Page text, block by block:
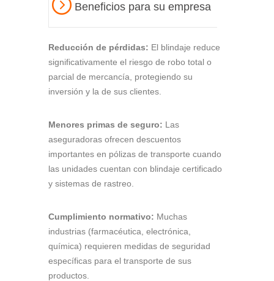
Beneficios para su empresa
Reducción de pérdidas: El blindaje reduce
significativamente el riesgo de robo total o
parcial de mercancía, protegiendo su
inversión y la de sus clientes.
Menores primas de seguro: Las
aseguradoras ofrecen descuentos
importantes en pólizas de transporte cuando
las unidades cuentan con blindaje certificado
y sistemas de rastreo.
Cumplimiento normativo: Muchas
industrias (farmacéutica, electrónica,
química) requieren medidas de seguridad
específicas para el transporte de sus
productos.